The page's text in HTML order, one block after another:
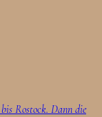
Rostock. Dann die